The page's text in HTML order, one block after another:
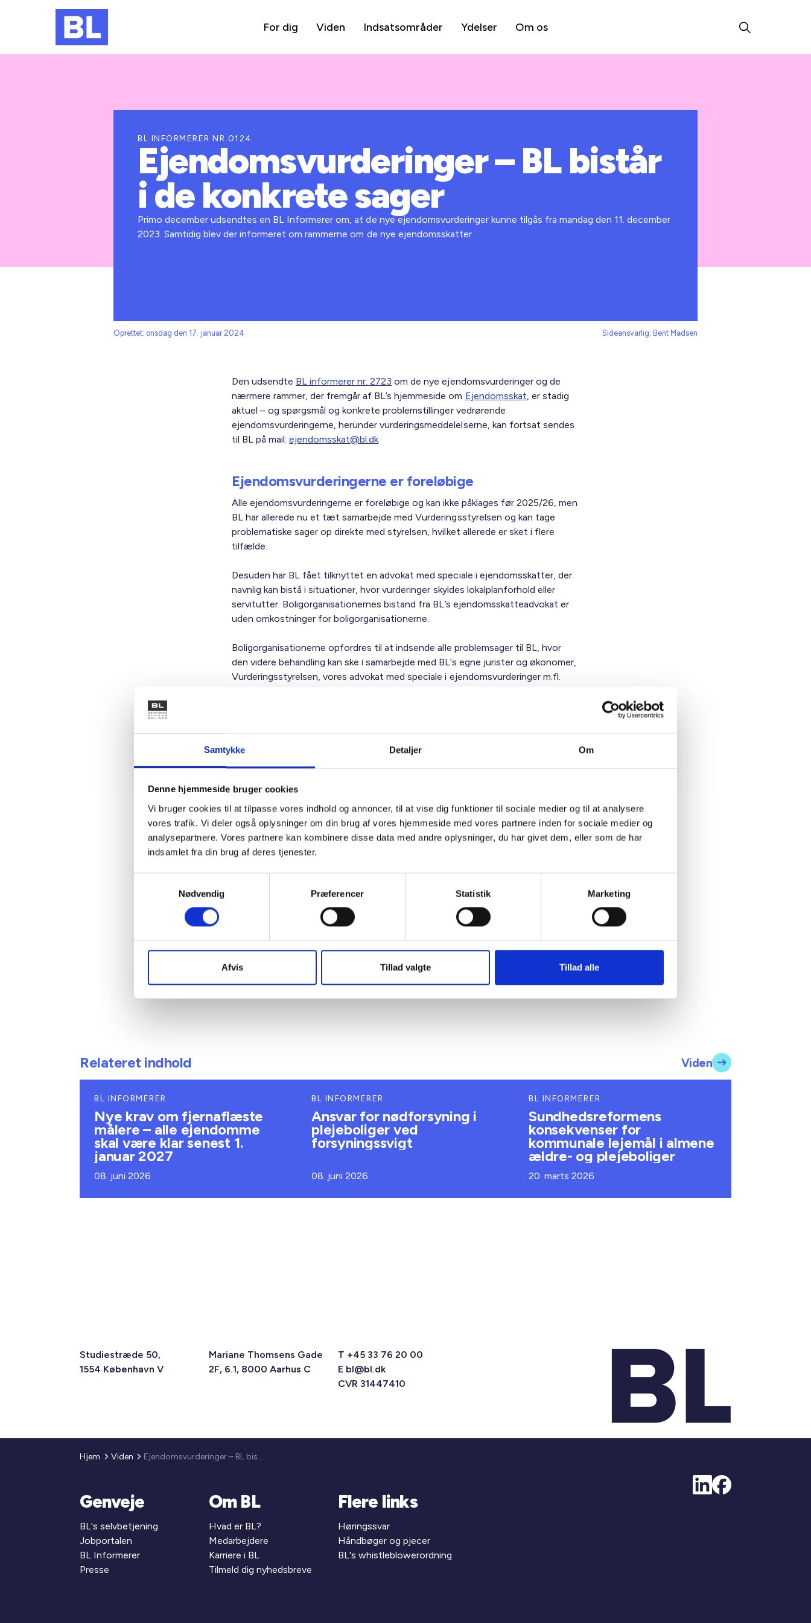
Samtykke Detaljer Om
Denne hjemmeside bruger cookies
Vi bruger cookies til at tilpasse vores indhold og annoncer, til at vise dig funktioner til sociale medier og til at analysere
vores trafik. Vi deler også oplysninger om din brug af vores hjemmeside med vores partnere inden for sociale medier og
analysepartnere. Vores partnere kan kombinere disse data med andre oplysninger, du har givet dem, eller som de har
indsamlet fra din brug af deres tjenester.
Nødvendig
Præferencer Statistik Marketing
Afvis Tillad valgte Tillad alle
For dig Viden Indsatsområder Ydelser Om os
BL INFORMERER NR.0124
Ejendomsvurderinger – BL bistår
i de konkrete sager
Primo december udsendtes en BL Informerer om, at de nye ejendomsvurderinger kunne tilgås fra mandag den 11. december
2023. Samtidig blev der informeret om rammerne om de nye ejendomsskatter.
Oprettet: onsdag den 17. januar 2024 Sideansvarlig: Bent Madsen
Den udsendte BL informerer nr. 2723 om de nye ejendomsvurderinger og de
nærmere rammer, der fremgår af BL’s hjemmeside om Ejendomsskat, er stadig
aktuel – og spørgsmål og konkrete problemstillinger vedrørende
ejendomsvurderingerne, herunder vurderingsmeddelelserne, kan fortsat sendes
til BL på mail:ejendomsskat@bl.dk
Ejendomsvurderingerne er foreløbige
Alle ejendomsvurderingerne er foreløbige og kan ikke påklages før 2025/26, men
BL har allerede nu et tæt samarbejde med Vurderingsstyrelsen og kan tage
problematiske sager op direkte med styrelsen, hvilket allerede er sket i flere
tilfælde.
Desuden har BL fået tilknyttet en advokat med speciale i ejendomsskatter, der
navnlig kan bistå i situationer, hvor vurderinger skyldes lokalplanforhold eller
servitutter. Boligorganisationernes bistand fra BL’s ejendomsskatteadvokat er
uden omkostninger for boligorganisationerne.
Boligorganisationerne opfordres til at indsende alle problemsager til BL, hvor
den videre behandling kan ske i samarbejde med BL’s egne jurister og økonomer,
Vurderingsstyrelsen, vores advokat med speciale i ejendomsvurderinger m.fl.
Med venlig hilsen
Bent Madsen / Vibeke Borch Henning / Henning Strange
Kontakt
Henning
Relateret indhold Viden
BL INFORMERER
Nye krav om fjernaflæste
målere – alle ejendomme
skal være klar senest 1.
januar 2027
08. juni 2026
BL INFORMERER
Ansvar for nødforsyning i
plejeboliger ved
forsyningssvigt
08. juni 2026
BL INFORMERER
Sundhedsreformens
konsekvenser for
kommunale lejemål i almene
ældre- og plejeboliger
20. marts 2026
Studiestræde 50,
1554 København V
Mariane Thomsens Gade
2F, 6.1, 8000 Aarhus C
T +45 33 76 20 00
E bl@bl.dk
CVR 31447410
Hjem Viden Ejendomsvurderinger – BL bistår i de konkrete sager
Genveje
BL's selvbetjening
Jobportalen
BL Informerer
Presse
Om BL
Hvad er BL?
Medarbejdere
Karriere i BL
Tilmeld dig nyhedsbreve
Flere links
Høringssvar
Håndbøger og pjecer
BL's whistleblowerordning